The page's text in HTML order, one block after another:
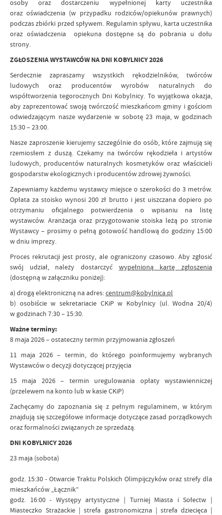
osoby oraz dostarczeniu wypełnionej karty uczestnika
oraz oświadczenia (w przypadku rodziców/opiekunów prawnych)
podczas zbiórki przed spływem. Regulamin spływu, karta uczestnika
oraz oświadczenia opiekuna dostępne są do pobrania u dołu
strony.
ZGŁOSZENIA WYSTAWCÓW NA DNI KOBYLNICY 2026
Serdecznie zapraszamy wszystkich rękodzielników, twórców
ludowych oraz producentów wyrobów naturalnych do
współtworzenia tegorocznych Dni Kobylnicy. To wyjątkowa okazja,
aby zaprezentować swoją twórczość mieszkańcom gminy i gościom
odwiedzającym nasze wydarzenie w sobotę 23 maja, w godzinach
15:30 – 23:00.
Nasze zaproszenie kierujemy szczególnie do osób, które zajmują się
rzemiosłem z duszą. Czekamy na twórców rękodzieła i artystów
ludowych, producentów naturalnych kosmetyków oraz właścicieli
gospodarstw ekologicznych i producentów zdrowej żywności.
Zapewniamy każdemu wystawcy miejsce o szerokości do 3 metrów.
Opłata za stoisko wynosi 200 zł brutto i jest uiszczana dopiero po
otrzymaniu oficjalnego potwierdzenia o wpisaniu na listę
wystawców. Aranżacja oraz przygotowanie stoiska leżą po stronie
Wystawcy – prosimy o pełną gotowość handlową do godziny 15:00
w dniu imprezy.
Proces rekrutacji jest prosty, ale ograniczony czasowo. Aby zgłosić
swój udział, należy dostarczyć wypełnioną kartę zgłoszenia
(dostępną w załączniku poniżej):
a) drogą elektroniczną na adres:centrum@kobylnica.pl
b) osobiście w sekretariacie CKiP w Kobylnicy (ul. Wodna 20/4)
w godzinach 7:30 – 15:30.
Ważne terminy:
8 maja 2026 – ostateczny termin przyjmowania zgłoszeń
11 maja 2026 – termin, do którego poinformujemy wybranych
Wystawców o decyzji dotyczącej przyjęcia
15 maja 2026 – termin uregulowania opłaty wystawienniczej
(przelewem na konto lub w kasie CKiP)
Zachęcamy do zapoznania się z pełnym regulaminem, w którym
znajdują się szczegółowe informacje dotyczące zasad porządkowych
oraz formalności związanych ze sprzedażą.
DNI KOBYLNICY 2026
23 maja (sobota)
godz. 15:30 - Otwarcie Traktu Polskich Olimpijczyków oraz strefy dla
mieszkańców „Łącznik”
godz. 16:00 - Występy artystyczne | Turniej Miasta i Sołectw |
Miasteczko Strażackie | strefa gastronomiczna | strefa dziecięca |